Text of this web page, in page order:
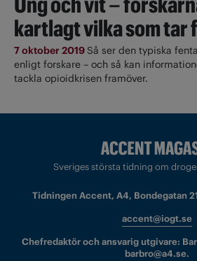
kartlagt vilka som tar
7 oktober 2019 Så ser den typiska
enligt forskare – och så kan
tackla opioidkrisen framöver.
Sveriges största tidning om
Tidningen Accent, A4, Bondegatan
accent@iogt.se
Chefredaktör och ansvarig utgivare:
barbro@a4.se.